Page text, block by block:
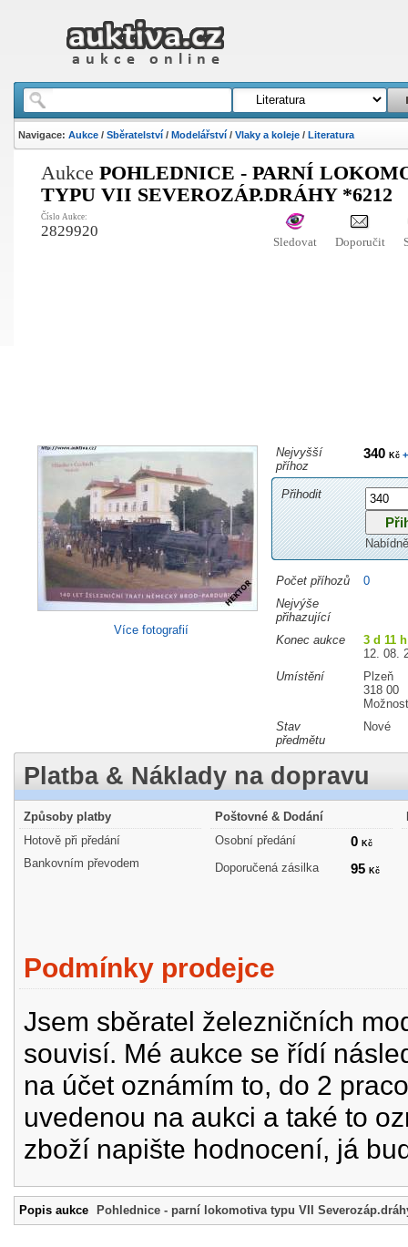
Navigace: Aukce/ Sběratelství/ Modelářství/ Vlaky a koleje/ Literatura
Aukce POHLEDNICE - PARNÍ
TYPU VII SEVEROZÁP.DRÁHY *6212
Číslo Aukce:
2829920
Sledovat Doporučit
Více fotografií
Nejvyšší
příhoz
340 Kč+
Přihodit
Počet příhozů
0
Nejvýše
přihazující
Konec aukce
3 d 11
12. 08.
Umístění
Plzeň
318 00
Stav
předmětu
Nové
Platba & Náklady na dopravu
Způsoby platby
Hotově při předání
Bankovním převodem
Poštovné & Dodání
Osobní předání
0 Kč
Doporučená zásilka 95 Kč
Podmínky prodejce
Jsem sběratel železničních
souvisí. Mé aukce se řídí
na účet oznámím to, do 2
uvedenou na aukci a také to
zboží napište hodnocení, já
Popis aukce Pohlednice - parní lokomotiva typu VII